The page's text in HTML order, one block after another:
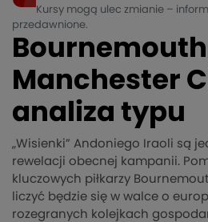
Kursy mogą ulec zmianie –
przedawnione.
Manchester
analiza typu
„Wisienki” Andoniego Iraoli są
rewelacji obecnej kampanii.
kluczowych piłkarzy
liczyć będzie się w walce o
rozegranych kolejkach